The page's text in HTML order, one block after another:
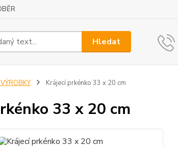
Hledat
Krájecí prkénko 33 x 20 cm
33 x 20 cm